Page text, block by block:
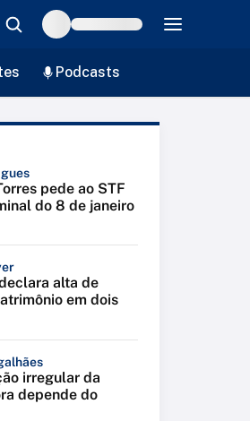
Podcasts
pede ao STF
do 8 de janeiro
alta de
em dois
irregular da
depende do